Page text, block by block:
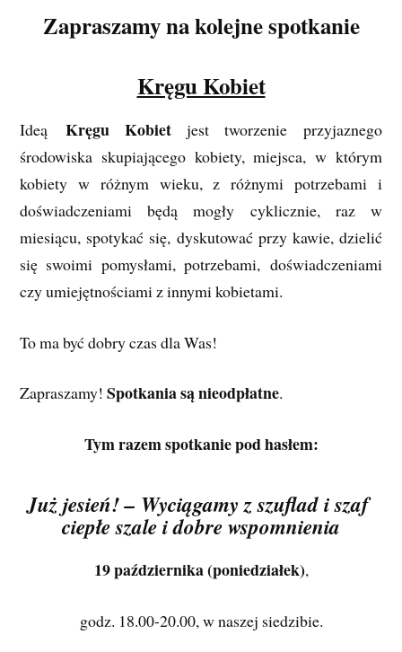
Zapraszamy na kolejne spotkanie
Kręgu Kobiet
Ideą Kręgu Kobietjest tworzenie przyjaznego
środowiska skupiającego kobiety, miejsca, w którym
kobiety w różnym wieku, z różnymi potrzebami i
doświadczeniami będą mogły cyklicznie, raz w
miesiącu, spotykać się, dyskutować przy kawie, dzielić
się swoimi pomysłami, potrzebami, doświadczeniami
czy umiejętnościami z innymi kobietami.
To ma być dobry czas dla Was!
Zapraszamy!Spotkania są nieodpłatne.
Tym razem spotkanie pod hasłem:
Już jesień! – Wyciągamy z szuflad i szaf
ciepłe szale i dobre wspomnienia
19 października (poniedziałek),
godz. 18.00-20.00, w naszej siedzibie.